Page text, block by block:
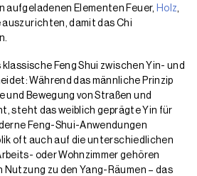
aufgeladenen Elementen Feuer, Holz,
auszurichten, damit das Chi
Feng Shui zwischen Yin- und
Während das männliche Prinzip
und Bewegung von Straßen und
steht das weiblich geprägte Yin für
Feng-Shui-Anwendungen
oft auch auf die unterschiedlichen
oder Wohnzimmer gehören
zu den Yang-Räumen – das